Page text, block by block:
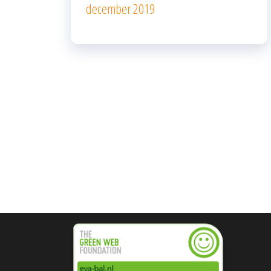
december 2019